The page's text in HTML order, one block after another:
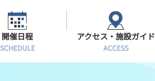
開催日程
SCHEDULE
アクセス・施設ガイド
ACCESS